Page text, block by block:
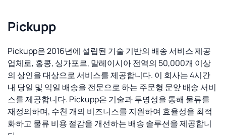
Pickupp
Pickupp은 2016년에 설립된 기술 기반의 배송 서비스 제공
업체로, 홍콩, 싱가포르, 말레이시아 전역의 50,000개 이상
의 상인을 대상으로 서비스를 제공합니다. 이 회사는 4시간
내 당일 및 익일 배송을 전문으로 하는 주문형 문앞 배송 서비
스를 제공합니다. Pickupp은 기술과 투명성을 통해 물류를
재정의하며, 수천 개의 비즈니스를 지원하여 효율성을 최적
화하고 물류 비용 절감을 개선하는 배송 솔루션을 제공합니